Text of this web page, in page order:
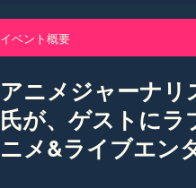
イベント概要
アニメジャーナリ
氏が、ゲストにラ
ニメ&ライブエン